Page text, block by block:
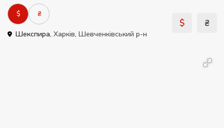
$ ₴
Шекспира, Харків, Шевченківський р-н
$ ₴